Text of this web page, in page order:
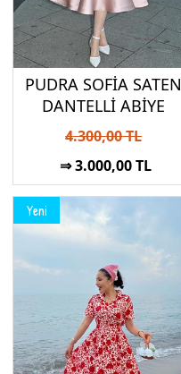
PUDRA SOFİA SATEN
DANTELLİ ABİYE
4.300,00 TL
⇒ 3.000,00 TL
Yeni